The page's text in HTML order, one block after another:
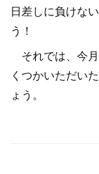
日差しに負けな
う！
それでは、今
くつかいただい
ょう。